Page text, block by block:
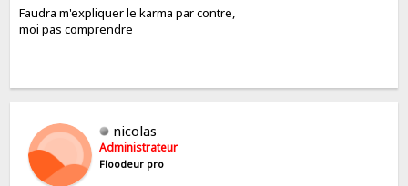
Faudra m'expliquer le karma par contre,
moi pas comprendre
nicolas
Administrateur
Floodeur pro